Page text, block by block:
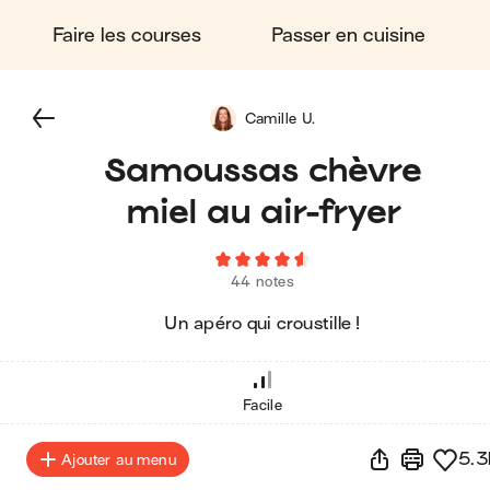
Faire les courses Passer en cuisine
Samoussas chèvre
miel au air-fryer
44 notes
Un apéro qui croustille !
Camille U.
Facile
Ajouter au menu